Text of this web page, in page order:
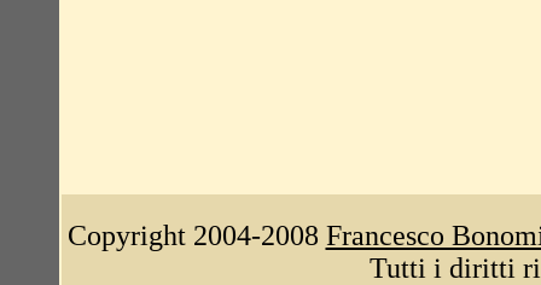
Copyright 2004-2008 Francesco
Tutti i diritti